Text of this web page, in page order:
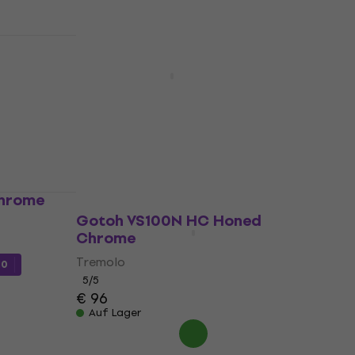
Gotoh VS100N HC Honed
Chrome
Tremolo
5/5
€ 96
Auf Lager